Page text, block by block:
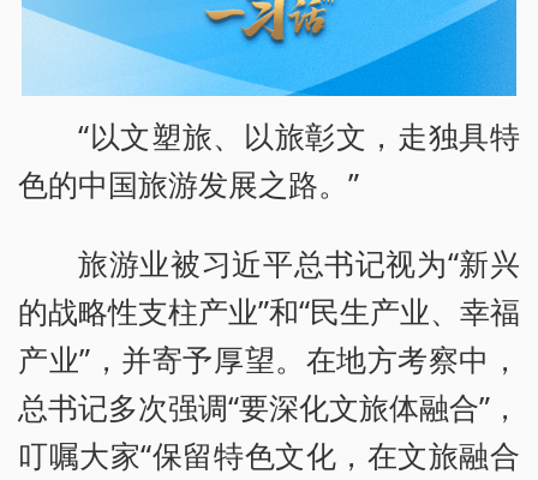
“以文塑旅、以旅彰文，走独具特
色的中国旅游发展之路。”
旅游业被习近平总书记视为“新兴
的战略性支柱产业”和“民生产业、幸福
产业”，并寄予厚望。在地方考察中，
总书记多次强调“要深化文旅体融合”，
叮嘱大家“保留特色文化，在文旅融合